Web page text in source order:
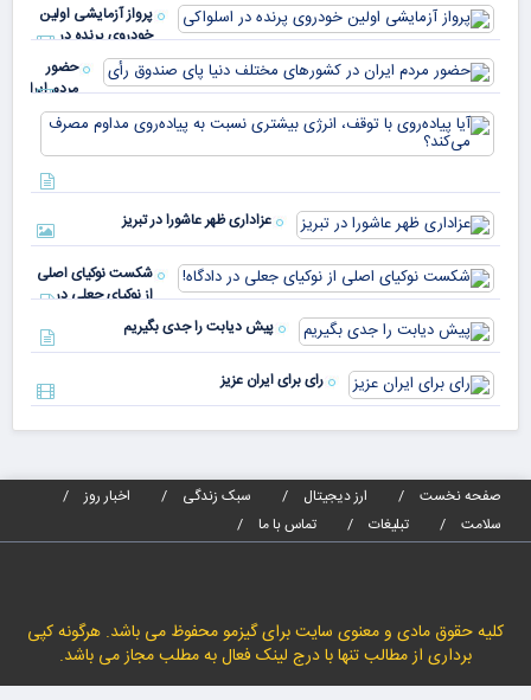
پرواز آزمایشی اولین
خودروی پرنده در
اسلواکی
حضور
مردم ایران
در
کشورهای
مختلف
دنیا پای
صندوق
عزاداری ظهر عاشورا در تبریز
شکست نوکیای اصلی
از نوکیای جعلی در
دادگاه!
پیش دیابت را جدی بگیریم
رای برای ایران عزیز
صفحه نخست ارز دیجیتال سبک زندگی
اخبار روز
سلامت
تبلیغات تماس با ما
کلیه حقوق مادی و معنوی سایت برای گیزمو محفوظ می باشد. هرگونه کپی
برداری از مطالب تنها با درج لینک فعال به مطلب مجاز می باشد.